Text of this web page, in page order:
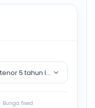
5 tahun lalu counter
Bunga fixed